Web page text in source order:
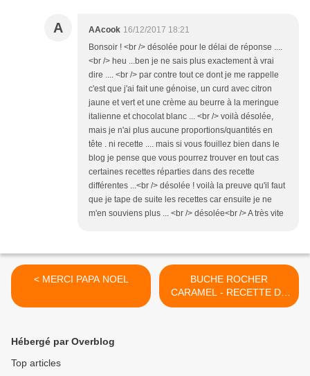
A AAcook 16/12/2017 18:21
Bonsoir ! <br /> désolée pour le délai de réponse ....
<br /> heu ...ben je ne sais plus exactement à vrai
dire .... <br /> par contre tout ce dont je me rappelle
c'est que j'ai fait une génoise, un curd avec citron
jaune et vert et une crème au beurre à la meringue
italienne et chocolat blanc ... <br /> voilà désolée,
mais je n'ai plus aucune proportions/quantités en
tête . ni recette .... mais si vous fouillez bien dans le
blog je pense que vous pourrez trouver en tout cas
certaines recettes réparties dans des recette
différentes ...<br /> désolée ! voilà la preuve qu'il faut
que je tape de suite les recettes car ensuite je ne
m'en souviens plus ... <br /> désolée<br /> A très vite
< MERCI PAPA NOEL
BUCHE ROCHER
CARAMEL - RECETTE DE
JEAN MICHEL LLORCA >
Hébergé par Overblog
Top articles